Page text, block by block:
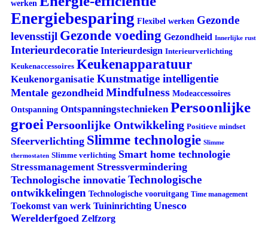
werken
Energiebesparing Flexibel werken Gezonde
levensstijl Gezonde voeding Gezondheid Innerlijke rust
Interieurdecoratie Interieurdesign Interieurverlichting
Keukenaccessoires Keukenapparatuur
Keukenorganisatie Kunstmatige intelligentie
Mentale gezondheid Mindfulness Modeaccessoires
Ontspanning Ontspanningstechnieken Persoonlijke
groei Persoonlijke Ontwikkeling Positieve mindset
Sfeerverlichting Slimme technologie Slimme
thermostaten Slimme verlichting Smart home technologie
Stressmanagement Stressvermindering
Technologische innovatie Technologische
ontwikkelingen Technologische vooruitgang Time management
Toekomst van werk Tuininrichting Unesco
Werelderfgoed Zelfzorg